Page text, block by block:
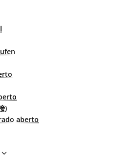
)
aberto